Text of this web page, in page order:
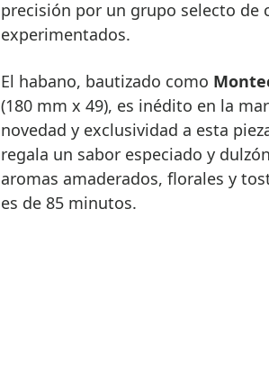
precisión por un grupo selecto de
experimentados.
El habano, bautizado como
(180 mm x 49), es inédito en la
novedad y exclusividad a esta
regala un sabor especiado y
aromas amaderados, florales y
es de 85 minutos.